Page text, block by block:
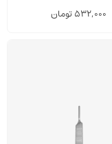
532,000تومان